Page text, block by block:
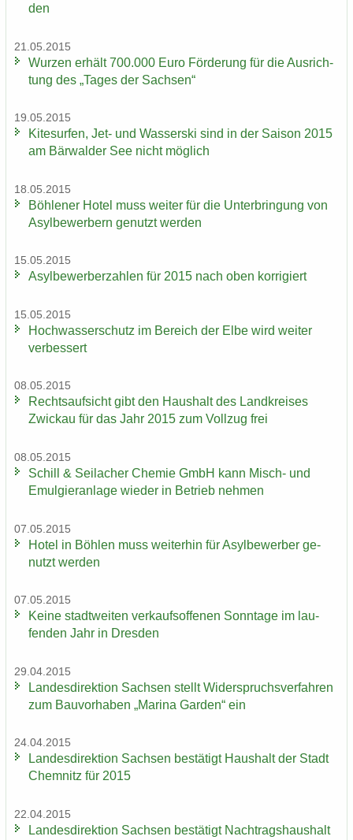
den
21.05.2015
Wur­zen er­hält 700.000 Euro För­de­rung für die Aus­rich­
tung des „Tages der Sach­sen“
19.05.2015
Ki­te­sur­fen, Jet- und Was­ser­ski sind in der Sai­son 2015
am Bär­wal­der See nicht mög­lich
18.05.2015
Böh­le­ner Hotel muss wei­ter für die Un­ter­brin­gung von
Asyl­be­wer­bern ge­nutzt wer­den
15.05.2015
Asyl­be­wer­ber­zah­len für 2015 nach oben kor­ri­giert
15.05.2015
Hoch­was­ser­schutz im Be­reich der Elbe wird wei­ter
ver­bes­sert
08.05.2015
Rechts­auf­sicht gibt den Haus­halt des Land­krei­ses
Zwi­ckau für das Jahr 2015 zum Voll­zug frei
08.05.2015
Schill & Seil­a­cher Che­mie GmbH kann Misch-​ und
Emul­gier­an­la­ge wie­der in Be­trieb neh­men
07.05.2015
Hotel in Böh­len muss wei­ter­hin für Asyl­be­wer­ber ge­
nutzt wer­den
07.05.2015
Keine stadt­wei­ten ver­kaufs­of­fe­nen Sonn­ta­ge im lau­
fen­den Jahr in Dres­den
29.04.2015
Lan­des­di­rek­ti­on Sach­sen stellt Wi­der­spruchs­ver­fah­ren
zum Bau­vor­ha­ben „Ma­ri­na Gar­den“ ein
24.04.2015
Lan­des­di­rek­ti­on Sach­sen be­stä­tigt Haus­halt der Stadt
Chem­nitz für 2015
22.04.2015
Lan­des­di­rek­ti­on Sach­sen be­stä­tigt Nach­trags­haus­halt